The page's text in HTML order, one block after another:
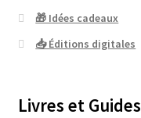
🎁 Idées cadeaux
📥 Éditions digitales
Livres et Guides